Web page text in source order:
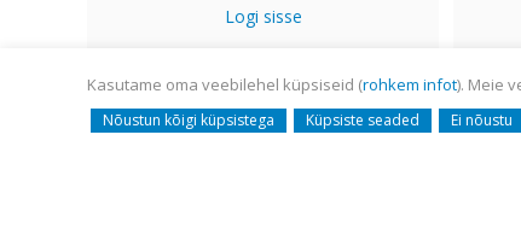
Logi sisse
© Salome Auto AS
Kasutame oma veebilehel küpsiseid (rohkem infot). Meie
Nõustun kõigi küpsistega Küpsiste seaded Ei nõustu